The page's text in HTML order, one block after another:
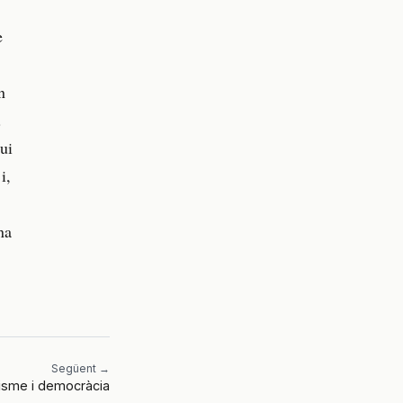
Següent →
i democràcia